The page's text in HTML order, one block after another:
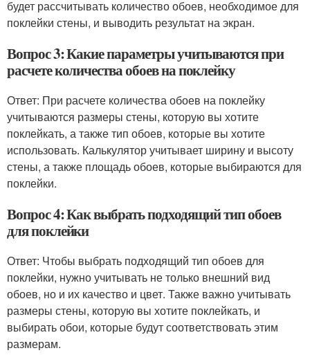
будет рассчитывать количество обоев, необходимое для
поклейки стены, и выводить результат на экран.
Вопрос 3: Какие параметры учитываются при
расчете количества обоев на поклейку
Ответ: При расчете количества обоев на поклейку
учитываются размеры стены, которую вы хотите
поклейкать, а также тип обоев, которые вы хотите
использовать. Калькулятор учитывает ширину и высоту
стены, а также площадь обоев, которые выбираются для
поклейки.
Вопрос 4: Как выбрать подходящий тип обоев
для поклейки
Ответ: Чтобы выбрать подходящий тип обоев для
поклейки, нужно учитывать не только внешний вид
обоев, но и их качество и цвет. Также важно учитывать
размеры стены, которую вы хотите поклейкать, и
выбирать обои, которые будут соответствовать этим
размерам.